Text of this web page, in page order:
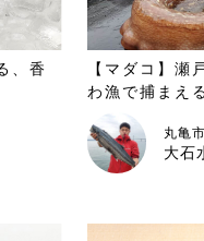
、香
【マダコ】瀬
わ漁で捕まえ
丸亀市
大石